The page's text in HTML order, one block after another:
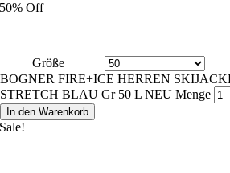
50% Off
Größe
BOGNER FIRE+ICE HERREN
STRETCH BLAU Gr 50 L NEU Menge
In den Warenkorb
Sale!